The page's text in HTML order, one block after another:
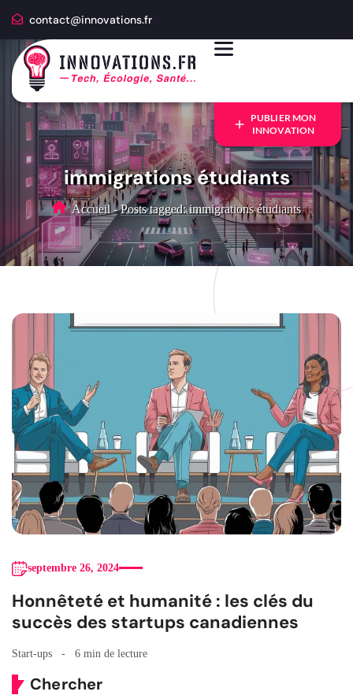
contact@innovations.fr
PUBLIER MON
INNOVATION
immigrations étudiants
Accueil - Posts tagged: immigrations étudiants
septembre 26, 2024
Honnêteté et humanité : les clés du
succès des startups canadiennes
Start-ups 6 min de lecture
Chercher